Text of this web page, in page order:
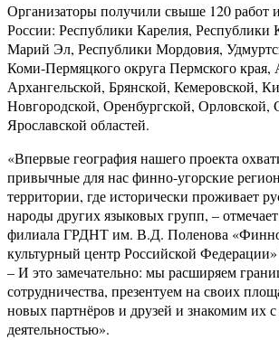
Организаторы получили свыше 120 работ
России: Республики Карелия, Республики
Марий Эл, Республики Мордовия,
Коми-Пермяцкого округа Пермского края,
Архангельской, Брянской, Кемеровской,
Новгородской, Оренбургской, Орловской,
Ярославской областей.
«Впервые география нашего проекта
привычные для нас финно-угорские
территории, где исторически проживает
народы других языковых групп, –
филиала ГРДНТ им. В.Д. Поленова
культурный центр Российской Федерации»
– И это замечательно: мы расширяем
сотрудничества, презентуем на своих
новых партнёров и друзей и знакомим их
деятельностью».